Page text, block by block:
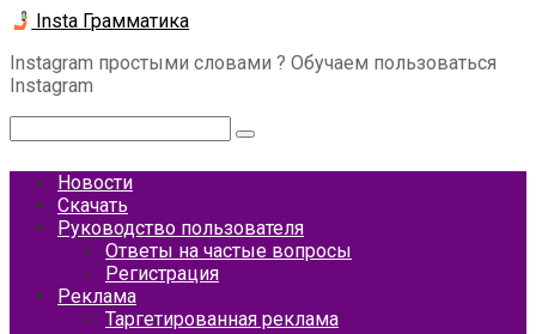
Перейти
контенту
Insta Грамматика
Instagram простыми словами ? Обучаем пользоваться
Instagram
Новости
Скачать
Руководство пользователя
Ответы на частые вопросы
Регистрация
Реклама
Таргетированная реклама